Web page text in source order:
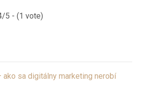
5 - (1 vote)
sa digitálny marketing nerobí